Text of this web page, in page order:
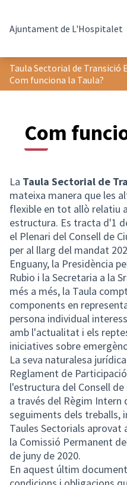
Ajuntament de L'Hospitalet
Taula Sectorial de Transició
Com funciona la Taula?
Com
La Taula Sectorial de
mateixa manera que les
flexible en tot allò relatiu
estructura. Es tracta d'1
el Plenari del Consell de
per al llarg del mandat
Enguany, la Presidència
Rubio i la Secretaria a la
més a més, la Taula
components en
persona individual
amb l'actualitat i els
iniciatives sobre
La seva naturalesa
Reglament de
l'estructura del Consell
a través del Règim Intern
seguiments dels treballs,
Taules Sectorials aprovat
la Comissió Permanent
de juny de 2020.
En aquest últim